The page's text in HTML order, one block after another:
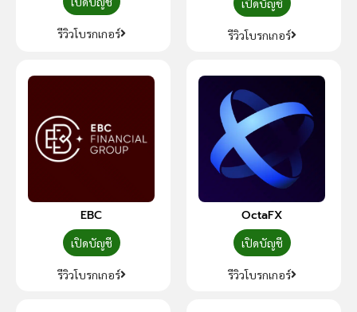
รีวิวโบรกเกอร์
เปิดบัญชี
รีวิวโบรกเกอร์
EBC
เปิดบัญชี
รีวิวโบรกเกอร์
OctaFX
เปิดบัญชี
รีวิวโบรกเกอร์